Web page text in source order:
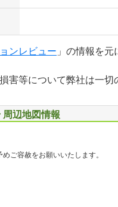
ンレビュー 」の情報を
害等について弊社は一
辺地図情報
ご容赦をお願いいたします。